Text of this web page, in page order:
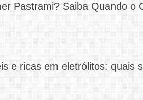
Pastrami? Saiba Quando o
e ricas em eletrólitos: quais